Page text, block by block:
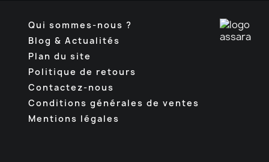
Qui sommes-nous ?
Blog & Actualités
Plan du site
Politique de retours
Contactez-nous
Conditions générales de ventes
Mentions légales